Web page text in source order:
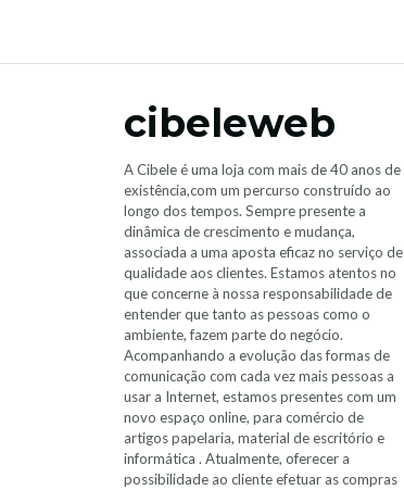
cibeleweb
A Cibele é uma loja com mais de 40 anos de
existência,com um percurso construído ao
longo dos tempos. Sempre presente a
dinâmica de crescimento e mudança,
associada a uma aposta eficaz no serviço de
qualidade aos clientes. Estamos atentos no
que concerne à nossa responsabilidade de
entender que tanto as pessoas como o
ambiente, fazem parte do negócio.
Acompanhando a evolução das formas de
comunicação com cada vez mais pessoas a
usar a Internet, estamos presentes com um
novo espaço online, para comércio de
artigos papelaria, material de escritório e
informática . Atualmente, oferecer a
possibilidade ao cliente efetuar as compras